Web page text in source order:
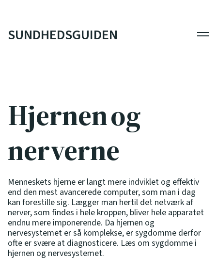
SUNDHEDSGUIDEN
Hjernen og
nerverne
Menneskets hjerne er langt mere indviklet og effektiv
end den mest avancerede computer, som man i dag
kan forestille sig. Lægger man hertil det netværk af
nerver, som findes i hele kroppen, bliver hele apparatet
endnu mere imponerende. Da hjernen og
nervesystemet er så komplekse, er sygdomme derfor
ofte er svære at diagnosticere. Læs om sygdomme i
hjernen og nervesystemet.